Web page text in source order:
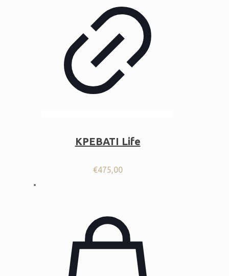
ΚΡΕΒΑΤΙ Life
€475,00